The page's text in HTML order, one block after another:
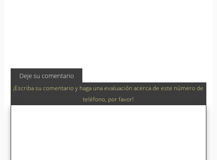
Deje su comentario
¡Escriba su comentario y haga una evaluación acerca de este número de
teléfono, por favor!